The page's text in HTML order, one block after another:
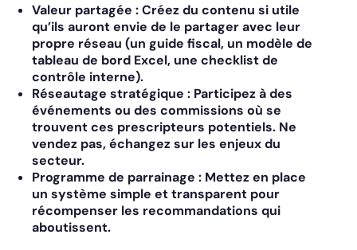
Valeur partagée :Créez du contenu si utile
qu’ils auront envie de le partager avec leur
propre réseau (un guide fiscal, un modèle de
tableau de bord Excel, une checklist de
contrôle interne).
Réseautage stratégique : Participez à des
événements ou des commissions où se
trouvent ces prescripteurs potentiels. Ne
vendez pas, échangez sur les enjeux du
secteur.
Programme de parrainage : Mettez en place
un système simple et transparent pour
récompenser les recommandations qui
aboutissent.